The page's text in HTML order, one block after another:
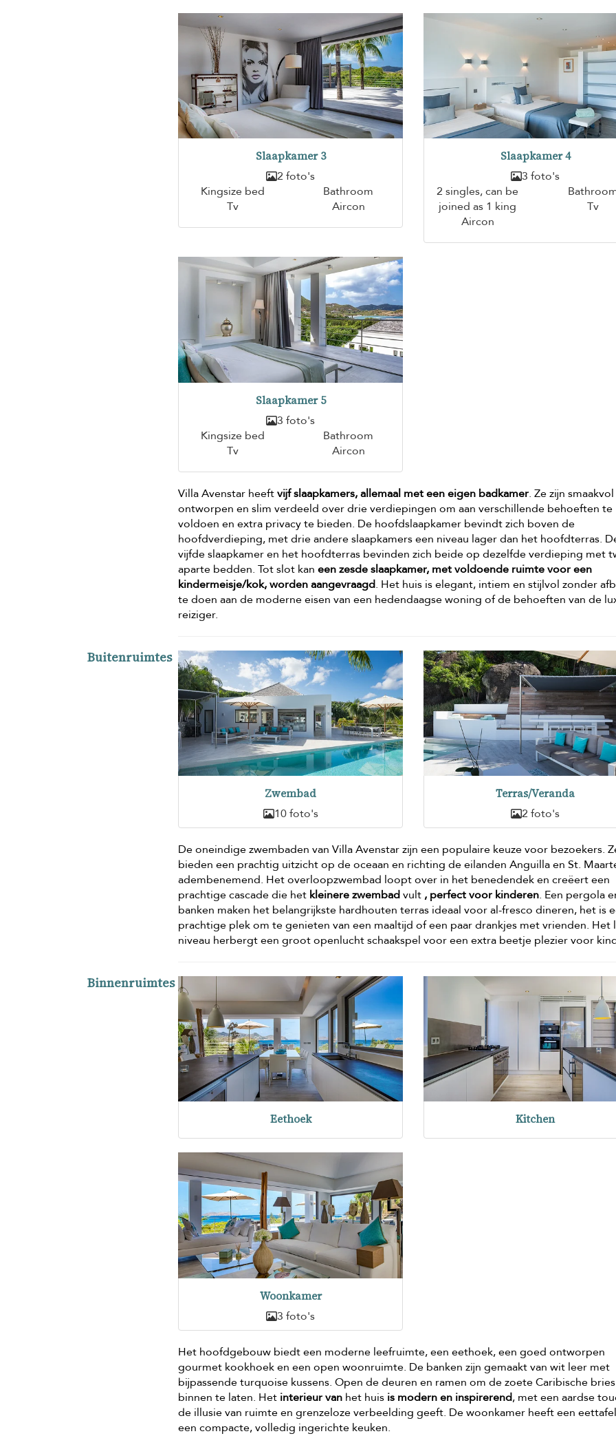
Slaapkamer 3
2 foto's
Kingsize bed
Bathroom
Tv
Aircon
Slaapkamer 4
3 foto's
2 singles, can be
joined as 1 king
Tv
Aircon
Slaapkamer 5
3 foto's
Kingsize bed
Bathroom
Tv
Aircon
Villa Avenstar heeftvijf slaapkamers, allemaal met een eigen badkamer. Ze zijn smaakvol
ontworpen en slim verdeeld over drie verdiepingen om aan verschillende behoeften te
voldoen en extra privacy te bieden. De hoofdslaapkamer bevindt zich boven de
hoofdverdieping, met drie andere slaapkamers een niveau lager dan het hoofdterras.
vijfde slaapkamer en het hoofdterras bevinden zich beide op dezelfde verdieping met
aparte bedden. Tot slot kaneen zesde slaapkamer, met voldoende ruimte voor een
kindermeisje/kok, worden aangevraagd. Het huis is elegant, intiem en stijlvol zonder
te doen aan de moderne eisen van een hedendaagse woning of de behoeften van de
reiziger.
Buitenruimtes
Zwembad
10 foto's
Terras/Veranda
2 foto's
De oneindige zwembaden van Villa Avenstar zijn een populaire keuze voor bezoekers.
bieden een prachtig uitzicht op de oceaan en richting de eilanden Anguilla en St.
adembenemend. Het overloopzwembad loopt over in het benedendek en creëert een
prachtige cascade die het kleinere zwembadvult , perfect voor kinderen. Een pergola
banken maken het belangrijkste hardhouten terras ideaal voor al-fresco dineren, het is
prachtige plek om te genieten van een maaltijd of een paar drankjes met vrienden. Het
niveau herbergt een groot openlucht schaakspel voor een extra beetje plezier voor
Binnenruimtes
Eethoek Kitchen
Woonkamer
3 foto's
Het hoofdgebouw biedt een moderne leefruimte, een eethoek, een goed ontworpen
gourmet kookhoek en een open woonruimte. De banken zijn gemaakt van wit leer met
bijpassende turquoise kussens. Open de deuren en ramen om de zoete Caribische bries
binnen te laten. Het interieur van het huis is modern en inspirerend, met een aardse
de illusie van ruimte en grenzeloze verbeelding geeft. De woonkamer heeft een
een compacte, volledig ingerichte keuken.